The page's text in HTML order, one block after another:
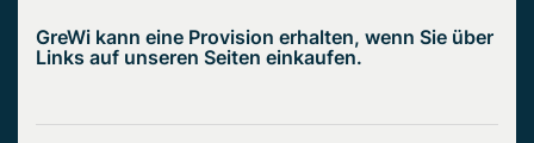
GreWi kann eine Provision erhalten, wenn Sie über
Links auf unseren Seiten einkaufen.